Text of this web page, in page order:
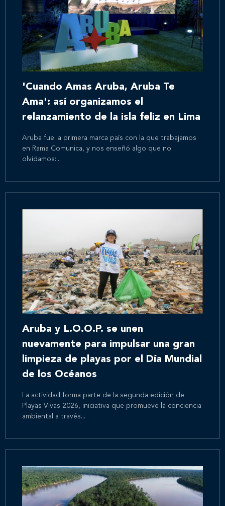
'Cuando Amas Aruba, Aruba Te
Ama': así organizamos el
relanzamiento de la isla feliz en Lima
Aruba fue la primera marca país con la que trabajamos
en Rama Comunica, y nos enseñó algo que no
olvidamos:...
Aruba y L.O.O.P. se unen
nuevamente para impulsar una gran
limpieza de playas por el Día Mundial
de los Océanos
La actividad forma parte de la segunda edición de
Playas Vivas 2026, iniciativa que promueve la conciencia
ambiental a través...